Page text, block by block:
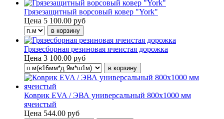
Грязезащитный ворсовый ковер "York"
Цена 5 100.00 руб
Грязесборная резиновая ячеистая дорожка
Цена 3 100.00 руб
Коврик EVA / ЭВА универсальный 800х1000 мм
ячеистый
Цена 544.00 руб